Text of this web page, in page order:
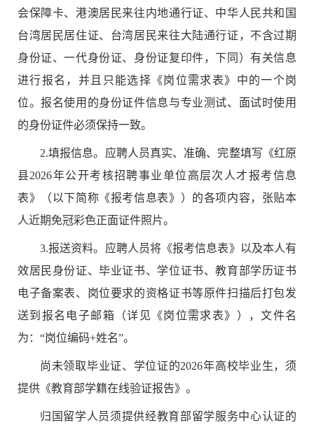
会保障卡、港澳居民来往内地通行证、中华人民共和国
台湾居民居住证、台湾居民来往大陆通行证，不含过期
身份证、一代身份证、身份证复印件，下同）有关信息
进行报名，并且只能选择 《岗位需求表》 中的一个岗
位。报名使用的身份证件信息与专业测试、面试时使用
的身份证件必须保持一致。
2.填报信息。应聘人员真实、准确、完整填写《红原
县2026年公开考核招聘事业单位高层次人才报考信息
表》（以下简称《报考信息表》）的各项内容，张贴本
人近期免冠彩色正面证件照片。
3.报送资料。应聘人员将《报考信息表》以及本人有
效居民身份证、毕业证书、学位证书、教育部学历证书
电子备案表、岗位要求的资格证书等原件扫描后打包发
送到报名电子邮箱（详见 《岗位需求表》 ），文件名
为： “岗位编码+姓名”。
尚未领取毕业证、学位证的2026年高校毕业生，须
提供《教育部学籍在线验证报告》。
归国留学人员须提供经教育部留学服务中心认证的